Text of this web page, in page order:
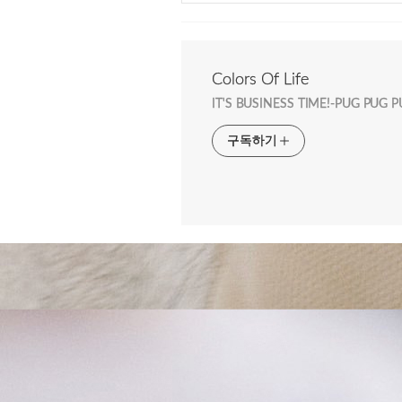
Colors Of Life
IT'S BUSINESS TIME!-PUG PUG
구독하기